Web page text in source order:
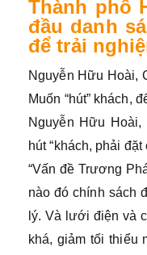
Thành phố
đầu danh
để trải
Nguyễn Hữu Hoài,
Muốn “hút” khách,
Nguyễn Hữu Hoài,
hút “khách, phải đặt
“Vấn đề Trương
nào đó chính sách
lý. Và lưới điện và
khá, giảm tối thiểu